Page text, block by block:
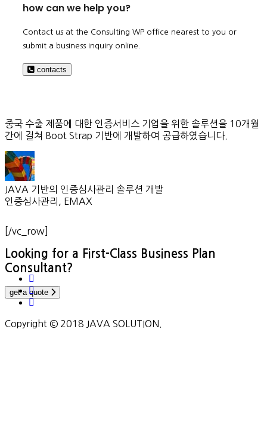
how can we help you?
Contact us at the Consulting WP office nearest to you or
submit a business inquiry online.
contacts
중국 수출 제품에 대한 인증서비스 기업을 위한 솔루션을 10개월
간에 걸쳐 Boot Strap 기반에 개발하여 공급하였습니다.
JAVA 기반의 인증심사관리 솔루션 개발
인증심사관리, EMAX
[/vc_row]
Looking for a First-Class Business Plan
Consultant?
get a quote
Copyright © 2018 JAVA SOLUTION.